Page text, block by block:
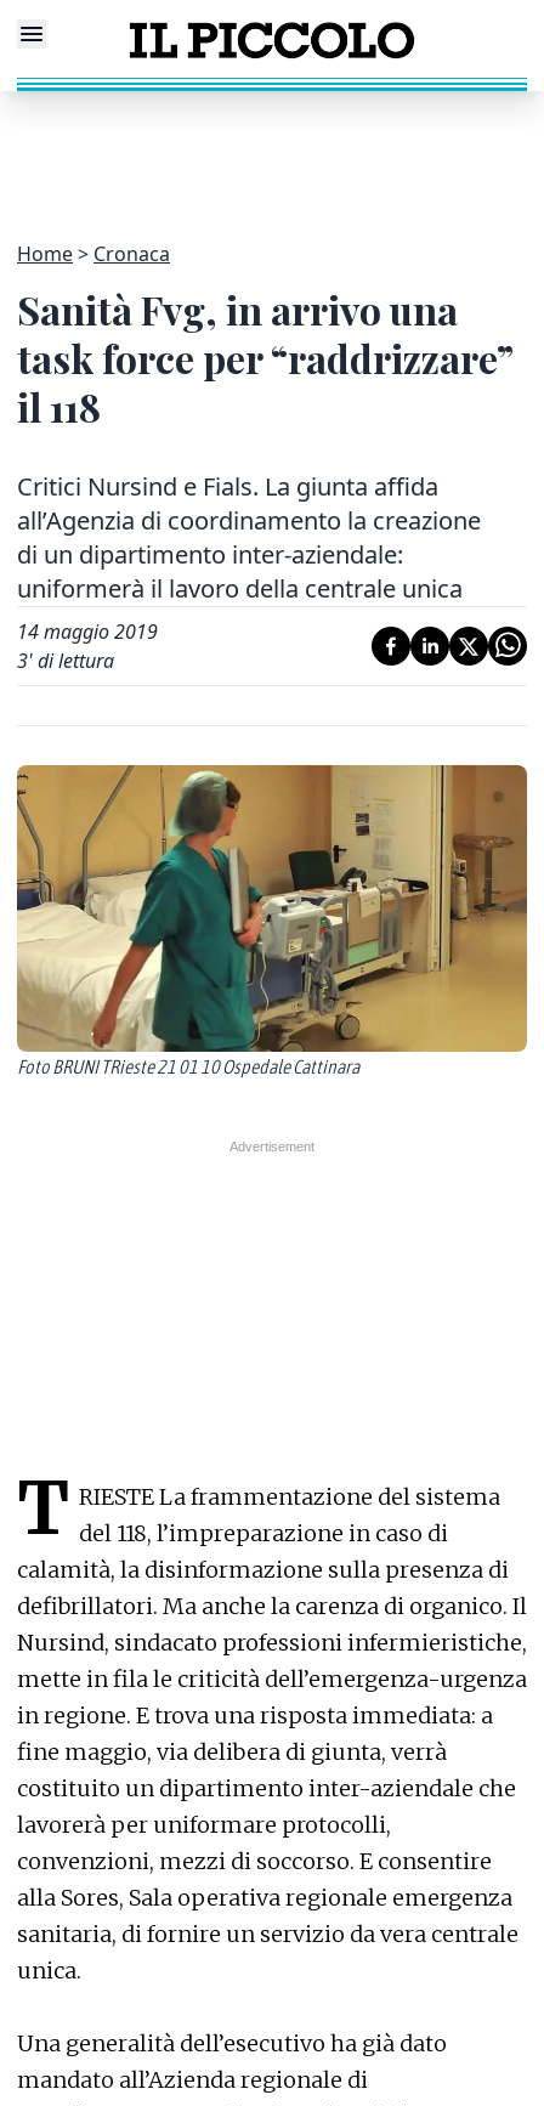
Home Cronaca
Sanità Fvg, in arrivo una
task force per “raddrizzare”
il 118
Critici Nursind e Fials. La giunta affida
all’Agenzia di coordinamento la creazione
di un dipartimento inter-aziendale:
uniformerà il lavoro della centrale unica
14 maggio 2019
3' di lettura
Foto BRUNI TRieste 21 01 10 Ospedale Cattinara
T RIESTE La frammentazione del sistema
del 118, l’impreparazione in caso di
calamità, la disinformazione sulla presenza di
defibrillatori. Ma anche la carenza di organico. Il
Nursind, sindacato professioni infermieristiche,
mette in fila le criticità dell’emergenza-urgenza
in regione. E trova una risposta immediata: a
fine maggio, via delibera di giunta, verrà
costituito un dipartimento inter-aziendale che
lavorerà per uniformare protocolli,
convenzioni, mezzi di soccorso. E consentire
alla Sores, Sala operativa regionale emergenza
sanitaria, di fornire un servizio da vera centrale
unica.
Una generalità dell’esecutivo ha già dato
mandato all’Azienda regionale di